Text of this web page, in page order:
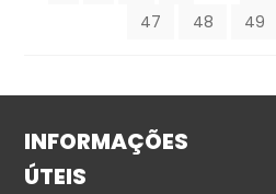
47
48 49
INFORMAÇÕES
ÚTEIS